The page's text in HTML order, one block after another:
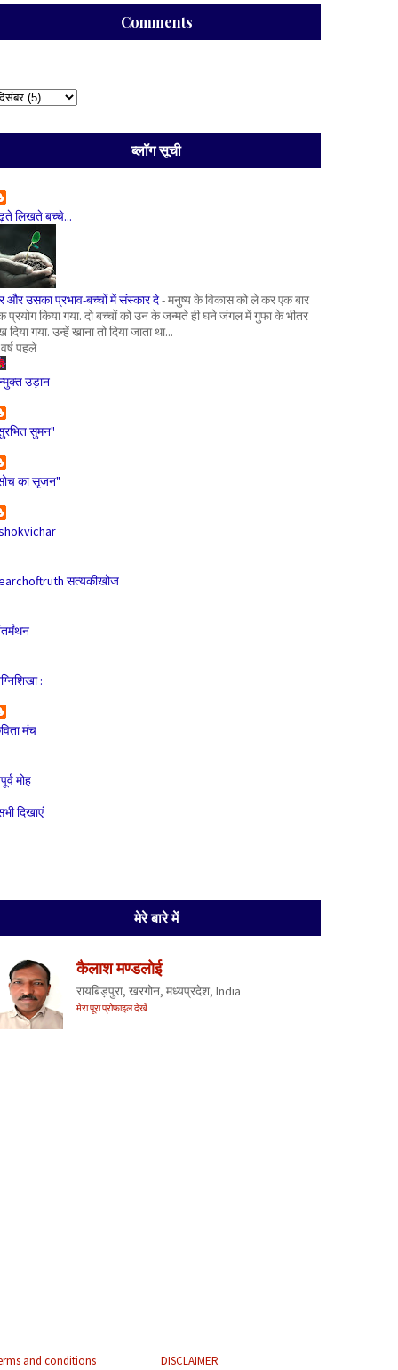
Comments
ब्लॉग सूची
लिखते बच्चे...
और उसका प्रभाव-बच्चों में संस्कार दे-मनुष्य के विकास को ले कर एक बार
प्रयोग किया गया. दो बच्चों को उन के जन्मते ही घने जंगल में गुफा के भीतर
दिया गया. उन्हें खाना तो दिया जाता था...
पहले
उड़ान
सुमन"
का सृजन"
सत्यकीखोज
:
मंच
मोह
दिखाएं
मेरे बारे में
कैलाश मण्डलोई
रायबिड़पुरा, खरगोन, मध्यप्रदेश, India
मेरा पूरा प्रोफ़ाइल देखें
and conditions
DISCLAIMER